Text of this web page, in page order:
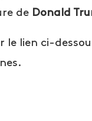
de Donald
le lien ci-